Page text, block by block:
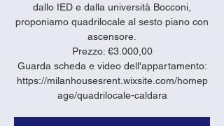
dallo IED e dalla università Bocconi,
proponiamo quadrilocale al sesto piano con
ascensore.
Prezzo: €3.000,00
Guarda scheda e video dell'appartamento:
https://milanhousesrent.wixsite.com/homep
age/quadrilocale-caldara